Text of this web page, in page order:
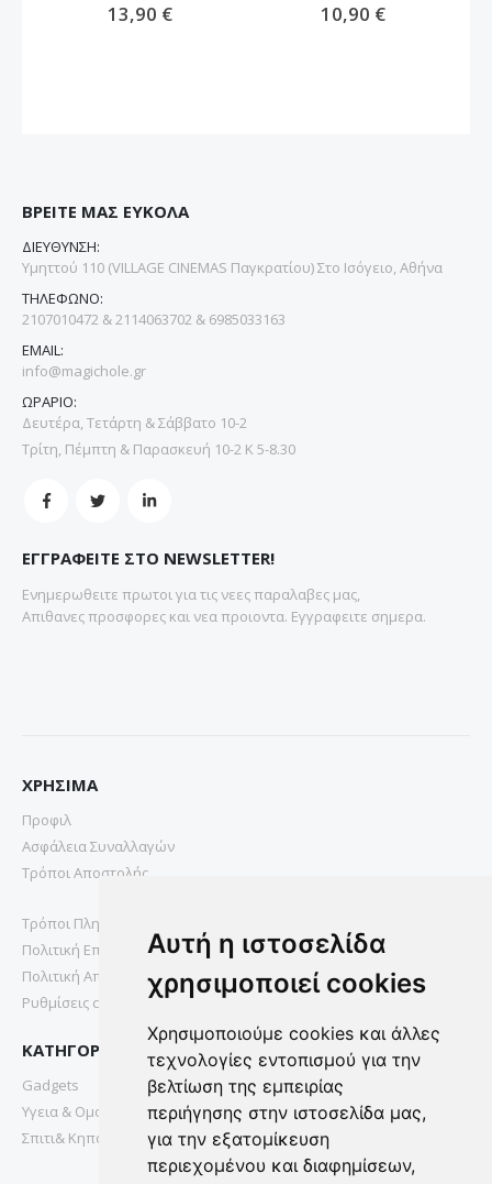
Αυτή η ιστοσελίδα
χρησιμοποιεί cookies
Χρησιμοποιούμε cookies και άλλες
τεχνολογίες εντοπισμού για την
βελτίωση της εμπειρίας
περιήγησης στην ιστοσελίδα μας,
για την εξατομίκευση
περιεχομένου και διαφημίσεων,
13,90 € 10,90 €
ΒΡΕΙΤΕ ΜΑΣ ΕΥΚΟΛΑ
ΔΙΕΥΘΥΝΣΗ:
Υμηττού 110 (VILLAGE CINEMAS Παγκρατίου) Στο Ισόγειο, Αθήνα
ΤΗΛΕΦΩΝΟ:
2107010472 & 2114063702 & 6985033163
EMAIL:
info@magichole.gr
ΩΡΑΡΙΟ:
Δευτέρα, Τετάρτη & Σάββατο 10-2
Τρίτη, Πέμπτη & Παρασκευή 10-2 Κ 5-8.30
ΕΓΓΡΑΦΕΙΤΕ ΣΤΟ NEWSLETTER!
Ενημερωθειτε πρωτοι για τις νεες παραλαβες μας,
Απιθανες προσφορες και νεα προιοντα. Εγγραφειτε σημερα.
ΧΡΗΣΙΜΑ
Προφιλ
Ασφάλεια Συναλλαγών
Τρόποι Αποστολής
Τρόποι Πληρωμής
Πολιτική Επιστροφών
Πολιτική Απορρήτου
Ρυθμίσεις cookies
ΚΑΤΗΓΟΡΙΕΣ
Gadgets
Υγεια & Ομορφια
Σπιτι& Κηπος